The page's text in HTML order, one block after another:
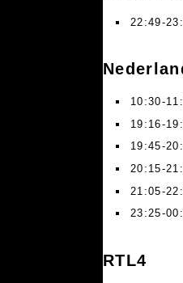
22:49-
10:30-
19:16-
19:45-
20:15-
21:05-
23:25-
RTL4